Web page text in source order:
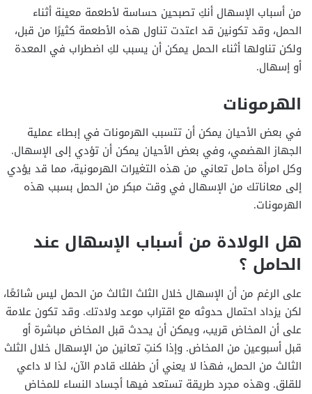
من أسباب الإسهال أنكِ تصبحين حساسة لأطعمة معينة أثناء
الحمل، وقد تكونين قد اعتدت تناول هذه الأطعمة كثيرًا من قبل،
ولكن تناولها أثناء الحمل يمكن أن يسبب لكِ اضطراب في المعدة
أو إسهال.
الهرمونات
في بعض الأحيان يمكن أن تتسبب الهرمونات في إبطاء عملية
الجهاز الهضمي، وفي بعض الأحيان يمكن أن تؤدي إلى الإسهال.
وكل امرأة حامل تعاني من هذه التغيرات الهرمونية، مما قد يؤدي
إلى معاناتك من الإسهال في وقت مبكر من الحمل بسبب هذه
الهرمونات.
هل الولادة من أسباب الإسهال عند
الحامل ؟
على الرغم من أن الإسهال خلال الثلث الثالث من الحمل ليس شائعًا،
لكن يزداد احتمال حدوثه مع اقتراب موعد ولادتك. وقد تكون علامة
على أن المخاض قريب، ويمكن أن يحدث قبل المخاض مباشرة أو
قبل أسبوعين من المخاض. وإذا كنتِ تعانين من الإسهال خلال الثلث
الثالث من الحمل، فهذا لا يعني أن طفلك قادم الآن، لذا لا داعي
للقلق. وهذه مجرد طريقة تستعد فيها أجساد النساء للمخاض